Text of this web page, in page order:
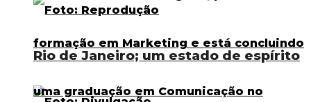
Rio de Janeiro; um estado de espírito